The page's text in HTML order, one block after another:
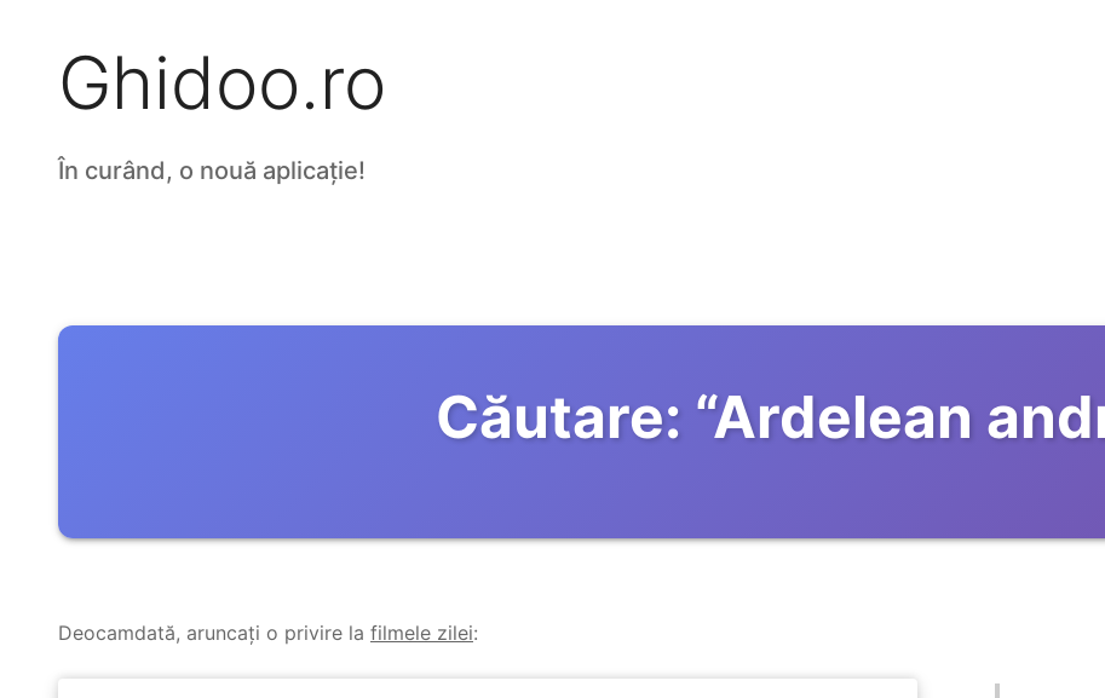
Ghidoo.ro
În curând, o nouă aplicație!
Căutare: “Ardelean
Deocamdată, aruncați o privire la filmele zilei: